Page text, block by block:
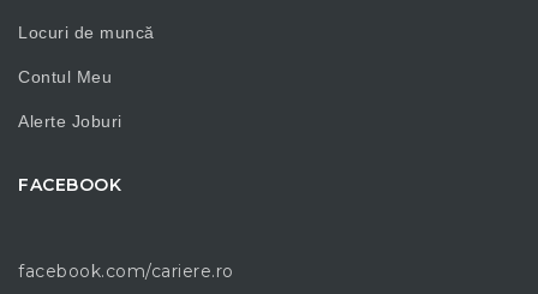
Locuri de muncă
Contul Meu
Alerte Joburi
FACEBOOK
facebook.com/cariere.ro